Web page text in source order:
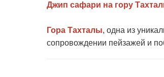
Джип сафари на гору
Гора Тахталы, одна из
сопровождении пейзажей и